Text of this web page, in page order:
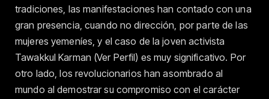
tradiciones, las manifestaciones han contado con una
gran presencia, cuando no dirección, por parte de las
mujeres yemeníes, y el caso de la joven activista
Tawakkul Karman (Ver Perfil) es muy significativo. Por
otro lado, los revolucionarios han asombrado al
mundo al demostrar su compromiso con el carácter